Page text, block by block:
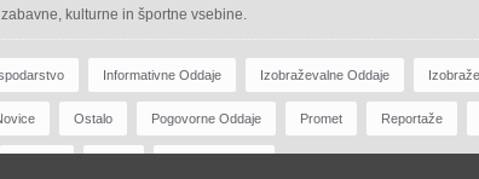
kulturne in športne vsebine.
Informativne Oddaje Izobraževalne Oddaje
Ostalo Pogovorne Oddaje Promet Reportaže